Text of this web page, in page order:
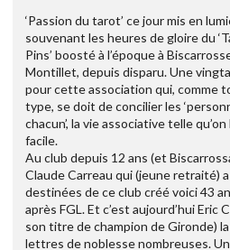
‘Passion du tarot’ ce jour mis en
souvenant les heures de gloire du
Pins’ boosté à l’époque à
Montillet, depuis disparu. Une
pour cette association qui, comme
type, se doit de concilier les
chacun’, la vie associative telle
facile.
Au club depuis 12 ans (et
Claude Carreau qui (jeune retraité)
destinées de ce club créé voici 43
après FGL. Et c’est aujourd’hui Eric
son titre de champion de Gironde)
lettres de noblesse nombreuses.